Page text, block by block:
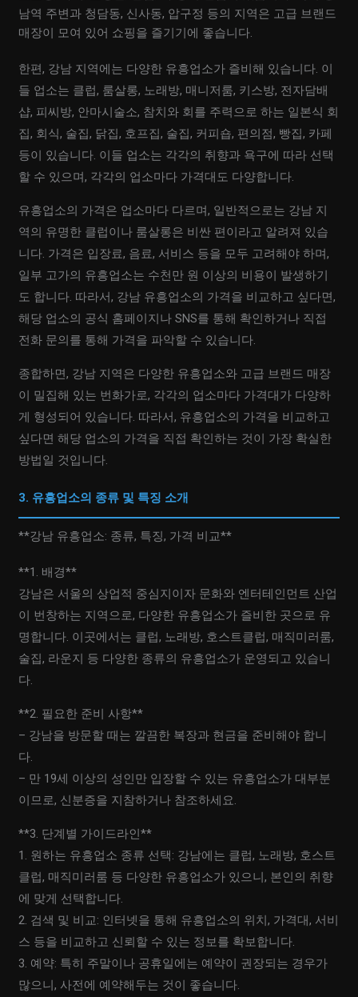
남역 주변과 청담동, 신사동, 압구정 등의 지역은 고급 브랜드
매장이 모여 있어 쇼핑을 즐기기에 좋습니다.
한편, 강남 지역에는 다양한 유흥업소가 즐비해 있습니다. 이
들 업소는 클럽, 룸살롱, 노래방, 매니저룸, 키스방, 전자담배
샵, 피씨방, 안마시술소, 참치와 회를 주력으로 하는 일본식 회
집, 회식, 술집, 닭집, 호프집, 술집, 커피숍, 편의점, 빵집, 카페
등이 있습니다. 이들 업소는 각각의 취향과 욕구에 따라 선택
할 수 있으며, 각각의 업소마다 가격대도 다양합니다.
유흥업소의 가격은 업소마다 다르며, 일반적으로는 강남 지
역의 유명한 클럽이나 룸살롱은 비싼 편이라고 알려져 있습
니다. 가격은 입장료, 음료, 서비스 등을 모두 고려해야 하며,
일부 고가의 유흥업소는 수천만 원 이상의 비용이 발생하기
도 합니다. 따라서, 강남 유흥업소의 가격을 비교하고 싶다면,
해당 업소의 공식 홈페이지나 SNS를 통해 확인하거나 직접
전화 문의를 통해 가격을 파악할 수 있습니다.
종합하면, 강남 지역은 다양한 유흥업소와 고급 브랜드 매장
이 밀집해 있는 번화가로, 각각의 업소마다 가격대가 다양하
게 형성되어 있습니다. 따라서, 유흥업소의 가격을 비교하고
싶다면 해당 업소의 가격을 직접 확인하는 것이 가장 확실한
방법일 것입니다.
3. 유흥업소의 종류 및 특징 소개
**강남 유흥업소: 종류, 특징, 가격 비교**
**1. 배경**
강남은 서울의 상업적 중심지이자 문화와 엔터테인먼트 산업
이 번창하는 지역으로, 다양한 유흥업소가 즐비한 곳으로 유
명합니다. 이곳에서는 클럽, 노래방, 호스트클럽, 매직미러룸,
술집, 라운지 등 다양한 종류의 유흥업소가 운영되고 있습니
다.
**2. 필요한 준비 사항**
– 강남을 방문할 때는 깔끔한 복장과 현금을 준비해야 합니
다.
– 만 19세 이상의 성인만 입장할 수 있는 유흥업소가 대부분
이므로, 신분증을 지참하거나 참조하세요.
**3. 단계별 가이드라인**
1. 원하는 유흥업소 종류 선택: 강남에는 클럽, 노래방, 호스트
클럽, 매직미러룸 등 다양한 유흥업소가 있으니, 본인의 취향
에 맞게 선택합니다.
2. 검색 및 비교: 인터넷을 통해 유흥업소의 위치, 가격대, 서비
스 등을 비교하고 신뢰할 수 있는 정보를 확보합니다.
3. 예약: 특히 주말이나 공휴일에는 예약이 권장되는 경우가
많으니, 사전에 예약해두는 것이 좋습니다.